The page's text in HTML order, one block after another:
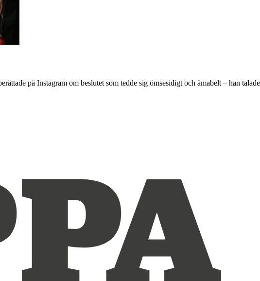
på Instagram om beslutet som tedde sig ömsesidigt och ämabelt – han talade